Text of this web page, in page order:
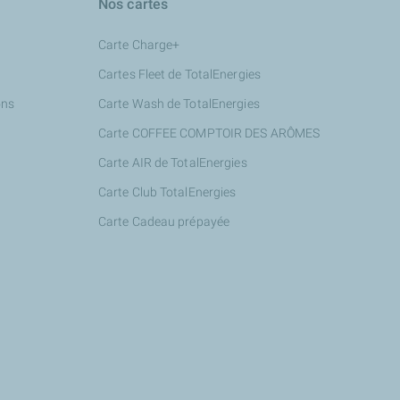
Nos cartes
Carte Charge+
Cartes Fleet de TotalEnergies
Carte Wash de TotalEnergies
Carte COFFEE COMPTOIR DES ARÔMES
Carte AIR de TotalEnergies
Carte Club TotalEnergies
Carte Cadeau prépayée